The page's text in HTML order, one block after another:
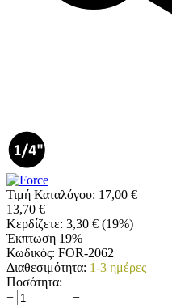
Τιμή Καταλόγου: 17,00 €
13,70 €
Κερδίζετε: 3,30 € (19%)
Έκπτωση 19%
Κωδικός: FOR-2062
Διαθεσιμότητα: 1-3 ημέρες
Ποσότητα:
+
−